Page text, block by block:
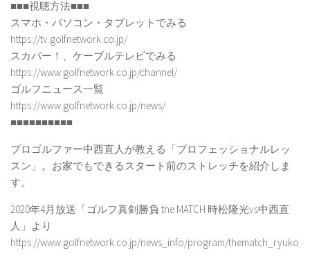
■■■視聴方法■■■
スマホ・パソコン・タブレットでみる
https://tv.golfnetwork.co.jp/
スカパー！、ケーブルテレビでみる
https://www.golfnetwork.co.jp/channel/
ゴルフニュース一覧
https://www.golfnetwork.co.jp/news/
■■■■■■■■■■
プロゴルファー中西直人が教える「プロフェッショナルレッ
スン」。お家でもできるスタート前のストレッチを紹介しま
す。
2020年4月放送「ゴルフ真剣勝負 the MATCH 時松隆光vs中西直
人」より
https://www.golfnetwork.co.jp/news_info/program/